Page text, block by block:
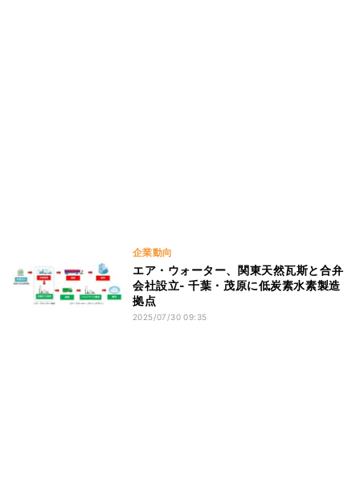
企業動向
エア・ウォーター、関東天然瓦斯と合弁
会社設立- 千葉・茂原に低炭素水素製造
拠点
2025/07/30 09:35